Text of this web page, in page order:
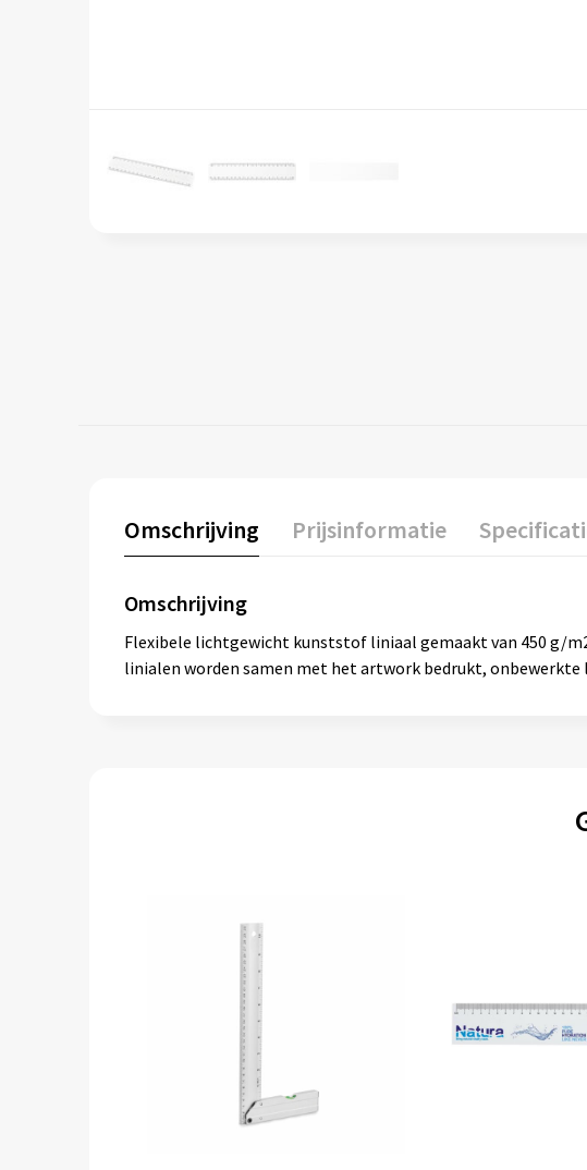
Omschrijving Prijsinformatie
Omschrijving
Flexibele lichtgewicht kunststof liniaal gemaakt van 450 g/
linialen worden samen met het artwork bedrukt,